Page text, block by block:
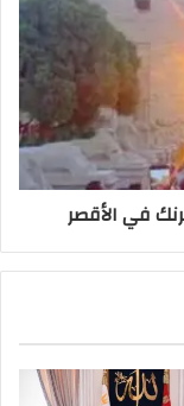
في الأقصر